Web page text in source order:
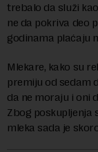
trebalo da služi
ne da pokriva deo
godinama plaćaju
Mlekare, kako su
premiju od sedam
da ne moraju i oni
Zbog poskupljenja
mleka sada je